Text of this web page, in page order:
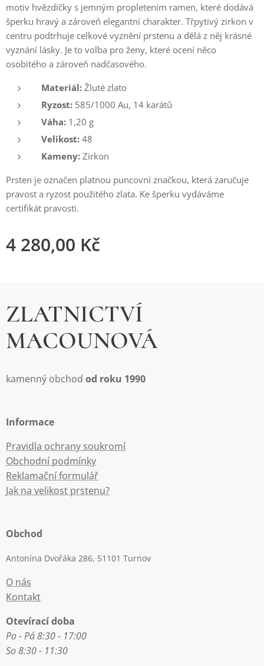
motiv hvězdičky s jemným propletením ramen, které dodává
šperku hravý a zároveň elegantní charakter. Třpytivý zirkon v
centru podtrhuje celkové vyznění prstenu a dělá z něj krásné
vyznání lásky. Je to volba pro ženy, které ocení něco
osobitého a zároveň nadčasového.
Materiál: Žluté zlato
Ryzost: 585/1000 Au, 14 karátů
Váha: 1,20 g
Velikost: 48
Kameny: Zirkon
Prsten je označen platnou puncovní značkou, která zaručuje
pravost a ryzost použitého zlata. Ke šperku vydáváme
certifikát pravosti.
4 280,00 Kč
ZLATNICTVÍ
MACOUNOVÁ
kamenný obchod od roku 1990
Informace
Pravidla ochrany soukromí
Obchodní podmínky
Reklamační formulář
Jak na velikost prstenu?
Obchod
Antonína Dvořáka 286, 51101 Turnov
O nás
Kontakt
Otevírací doba
Po - Pá 8:30 - 17:00
So 8:30 - 11:30